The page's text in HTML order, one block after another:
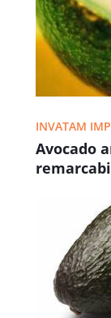
INVATAM
Avocado